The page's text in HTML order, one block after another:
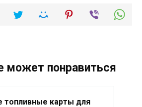
может понравиться
топливные карты для